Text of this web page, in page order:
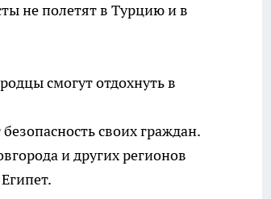
не полетят в Турцию и в
смогут отдохнуть в
своих граждан.
и других регионов